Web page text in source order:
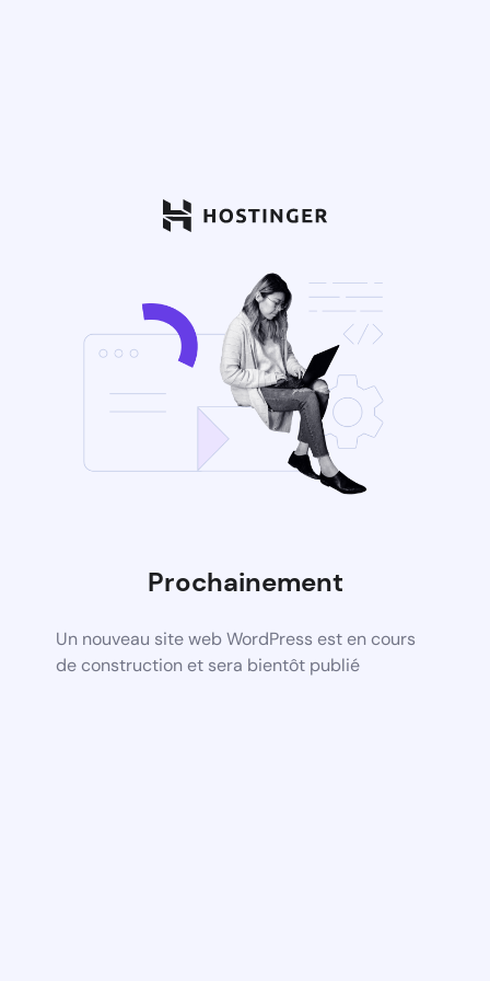
Prochainement
Un nouveau site web WordPress est en cours
de construction et sera bientôt publié